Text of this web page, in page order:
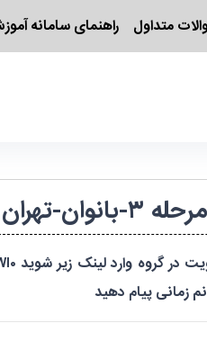
متداول راهنمای سامانه
۱۲۷۴۹۰